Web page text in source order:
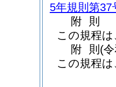
5年規則第37
附 則
この規程
附 則 (
この規程